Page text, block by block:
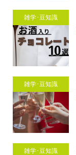
雑学･豆知識
雑学･豆知識
雑学･豆知識